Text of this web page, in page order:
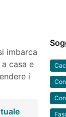
imbarca
casa e
i